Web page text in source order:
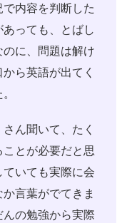
内容を判断した
っても、とばし
に、問題は解け
ら英語が出てく
ん聞いて、たく
とが必要だと思
いても実際に会
言葉がでてきま
の勉強から実際